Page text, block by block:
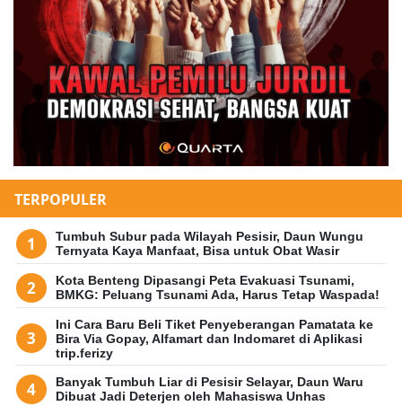
TERPOPULER
Tumbuh Subur pada Wilayah Pesisir, Daun Wungu
Ternyata Kaya Manfaat, Bisa untuk Obat Wasir
Kota Benteng Dipasangi Peta Evakuasi Tsunami,
BMKG: Peluang Tsunami Ada, Harus Tetap Waspada!
Ini Cara Baru Beli Tiket Penyeberangan Pamatata ke
Bira Via Gopay, Alfamart dan Indomaret di Aplikasi
trip.ferizy
Banyak Tumbuh Liar di Pesisir Selayar, Daun Waru
Dibuat Jadi Deterjen oleh Mahasiswa Unhas